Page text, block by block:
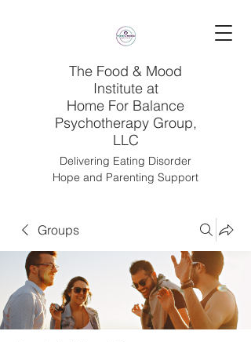
The Food & Mood
Institute at
Home For Balance
Psychotherapy Group,
LLC
Delivering Eating Disorder
Hope and Parenting Support
Groups